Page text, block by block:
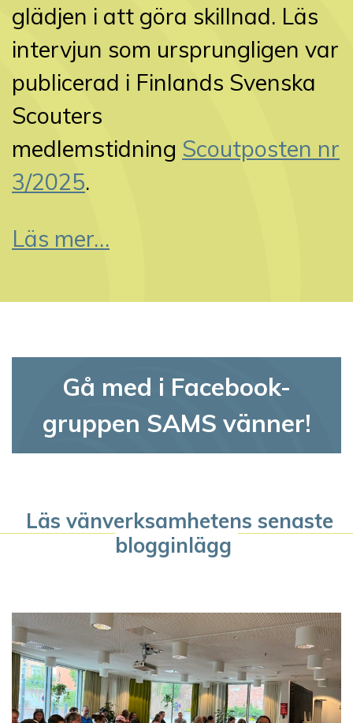
glädjen i att göra skillnad. Läs
intervjun som ursprungligen var
publicerad i Finlands Svenska
Scouters
medlemstidning Scoutposten nr
3/2025.
Läs mer…
Gå med i Facebook-
gruppen SAMS vänner!
Läs vänverksamhetens senaste
blogginlägg